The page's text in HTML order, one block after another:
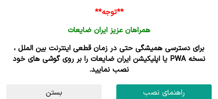
**توجه**
همراهان عزیز ایران ضایعات
برای دسترسی همیشگی حتی در زمان قطعی اینترنت بین الملل ،
نسخه PWA یا اپلیکیشن ایران ضایعات را بر روی گوشی های خود
نصب نمایید.
راهنمای نصب بستن